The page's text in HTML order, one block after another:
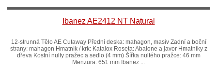
Ibanez AE2412 NT Natural
12-strunná Tělo AE Cutaway Přední deska: mahagon, masiv Zadní a boční
strany: mahagon Hmatník / krk: Katalox Roseta: Abalone a javor Hmatníky z
dřeva Kostní nulty pražec a sedlo (4 mm) Šířka nultého pražce: 46 mm
Menzura: 651 mm Ibanez ...